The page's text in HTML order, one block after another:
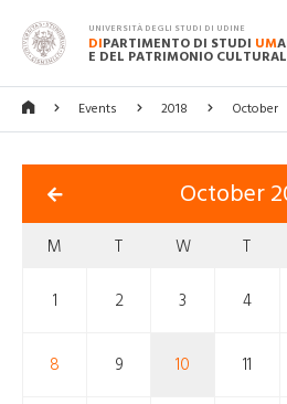
UNIVERSITÀ DEGLI STUDI DI UDINE
DIPARTIMENTO DI STUDI UM
E DEL PATRIMONIO
Events 2018 October
October
M T W T
1 2 3 4
8 9 10 11